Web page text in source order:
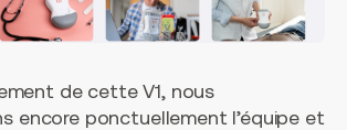
de cette V1, nous
encore ponctuellement l’équipe et